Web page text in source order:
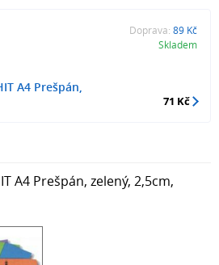
A4 Prešpán,
Doprava: 89 Kč
Skladem
71 Kč
A4 Prešpán, zelený, 2,5cm,